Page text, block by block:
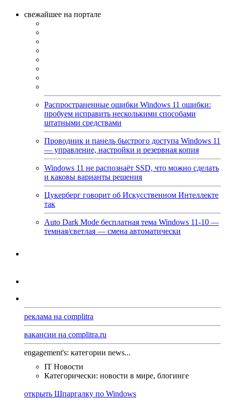
свежайшее на портале
Распространенные ошибки Windows 11 ошибки:
пробуем исправить несколькими способами
штатными средствами
Проводник и панель быстрого доступа Windows 11
— управление, настройки и резервная копия
Windows 11 не распознаёт SSD, что можно сделать
и каковы варианты решения
Цукерберг говорит об Искусственном Интеллекте
так
Auto Dark Mode бесплатная тема Windows 11-10 —
темная/светлая — смена автоматически
реклама на complitra
вакансии на complitra.ru
engagement's: категории news...
IT Новости
Категорически: новости в мире, блогинге
открыть Шпаргалку по Windows